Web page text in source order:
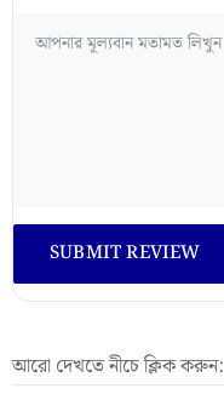
আরো দেখতে নীচে ক্লিক করুন: